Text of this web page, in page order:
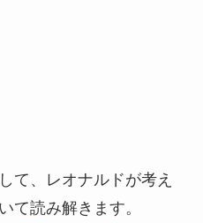
て、レオナルドが考え
て読み解きます。